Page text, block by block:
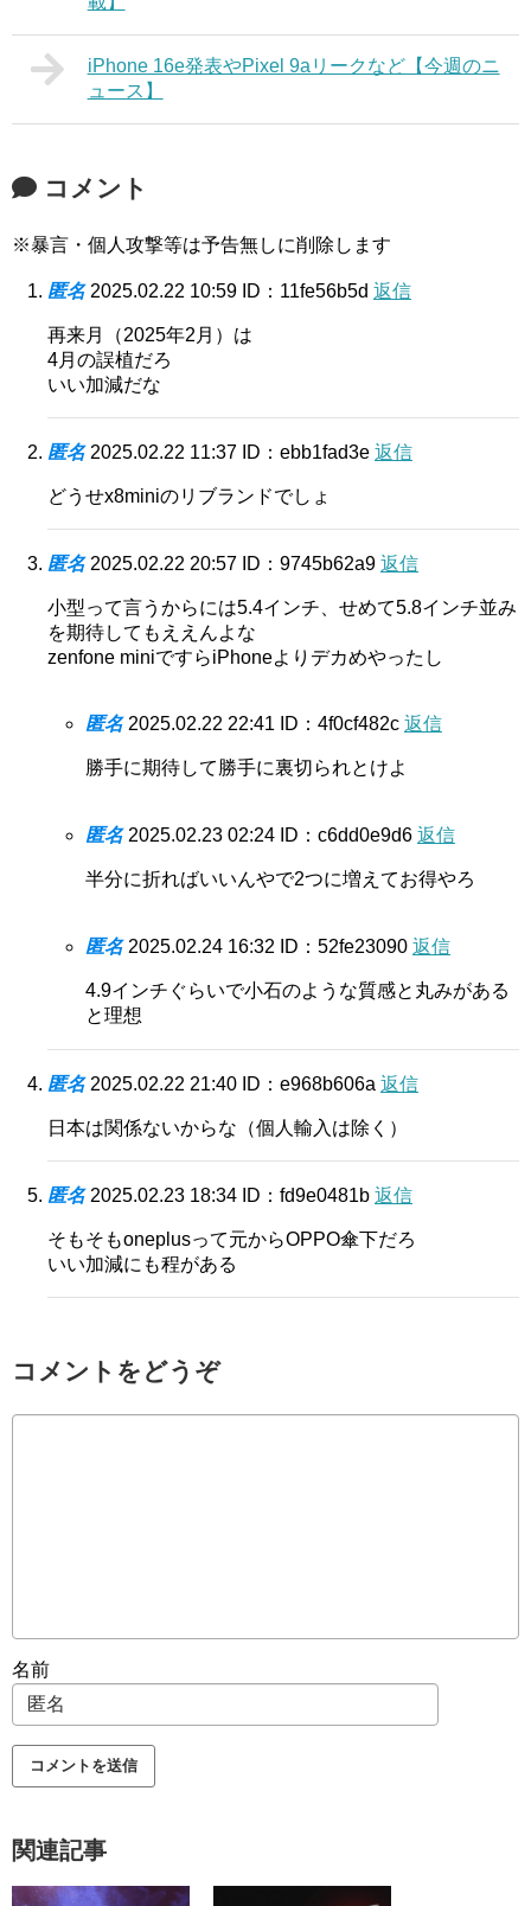
iPhone 16e発表やPixel 9aリークなど【今週のニ
ュース】
コメント
※暴言・個人攻撃等は予告無しに削除します
匿名 2025.02.22 10:59 ID：11fe56b5d 返信
再来月（2025年2月）は
4月の誤植だろ
いい加減だな
匿名 2025.02.22 11:37 ID：ebb1fad3e 返信
どうせx8miniのリブランドでしょ
匿名 2025.02.22 20:57 ID：9745b62a9 返信
小型って言うからには5.4インチ、せめて5.8インチ並み
を期待してもええんよな
zenfone miniですらiPhoneよりデカめやったし
匿名 2025.02.22 22:41 ID：4f0cf482c 返信
勝手に期待して勝手に裏切られとけよ
匿名 2025.02.23 02:24 ID：c6dd0e9d6 返信
半分に折ればいいんやで2つに増えてお得やろ
匿名 2025.02.24 16:32 ID：52fe23090 返信
4.9インチぐらいで小石のような質感と丸みがある
と理想
匿名 2025.02.22 21:40 ID：e968b606a 返信
日本は関係ないからな（個人輸入は除く）
匿名 2025.02.23 18:34 ID：fd9e0481b 返信
そもそもoneplusって元からOPPO傘下だろ
いい加減にも程がある
コメントをどうぞ
名前
関連記事